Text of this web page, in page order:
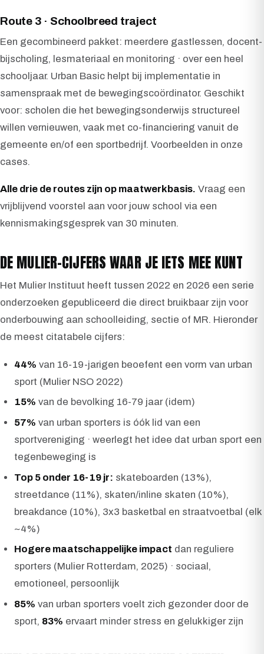
Route 3 · Schoolbreed traject
Een gecombineerd pakket: meerdere gastlessen, docent-
bijscholing, lesmateriaal en monitoring · over een heel
schooljaar. Urban Basic helpt bij implementatie in
samenspraak met de bewegingscoördinator. Geschikt
voor: scholen die het bewegingsonderwijs structureel
willen vernieuwen, vaak met co-financiering vanuit de
gemeente en/of een sportbedrijf. Voorbeelden in onze
cases.
Alle drie de routes zijn op maatwerkbasis. Vraag een
vrijblijvend voorstel aan voor jouw school via een
kennismakingsgesprek van 30 minuten.
DE MULIER-CIJFERS WAAR JE IETS MEE KUNT
Het Mulier Instituut heeft tussen 2022 en 2026 een serie
onderzoeken gepubliceerd die direct bruikbaar zijn voor
onderbouwing aan schoolleiding, sectie of MR. Hieronder
de meest citatabele cijfers:
44% van 16-19-jarigen beoefent een vorm van urban
sport (Mulier NSO 2022)
15% van de bevolking 16-79 jaar (idem)
57% van urban sporters is óók lid van een
sportvereniging · weerlegt het idee dat urban sport een
tegenbeweging is
Top 5 onder 16-19 jr: skateboarden (13%),
streetdance (11%), skaten/inline skaten (10%),
breakdance (10%), 3x3 basketbal en straatvoetbal (elk
~4%)
Hogere maatschappelijke impact dan reguliere
sporters (Mulier Rotterdam, 2025) · sociaal,
emotioneel, persoonlijk
85% van urban sporters voelt zich gezonder door de
sport, 83% ervaart minder stress en gelukkiger zijn